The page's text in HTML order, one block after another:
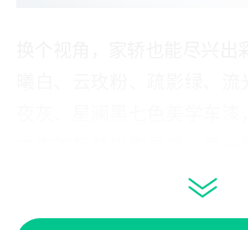
活情绪。晨曦白是清晨的第